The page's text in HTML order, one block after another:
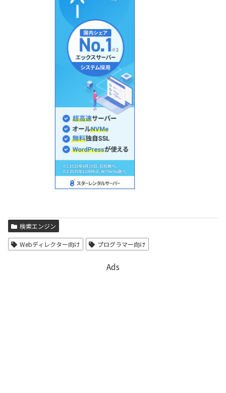
検索エンジン
Webディレクター向け プログラマー向け
Ads